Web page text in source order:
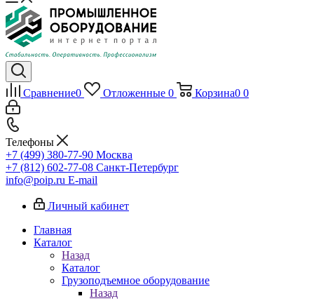
Сравнение0 Отложенные 0 Корзина0 0
Телефоны
+7 (499) 380-77-90 Москва
+7 (812) 602-77-08 Санкт-Петербург
info@poip.ru E-mail
Личный кабинет
Главная
Каталог
Назад
Каталог
Грузоподъемное оборудование
Назад